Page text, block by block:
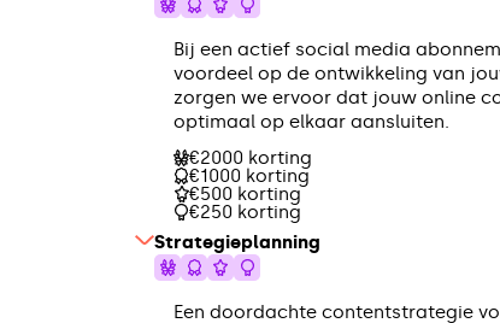
Bij een actief social media
voordeel op de ontwikkeling van
zorgen we ervoor dat jouw online
optimaal op elkaar aansluiten.
€2000 korting
€1000 korting
€500 korting
€250 korting
Strategieplanning
Een doordachte contentstrategie